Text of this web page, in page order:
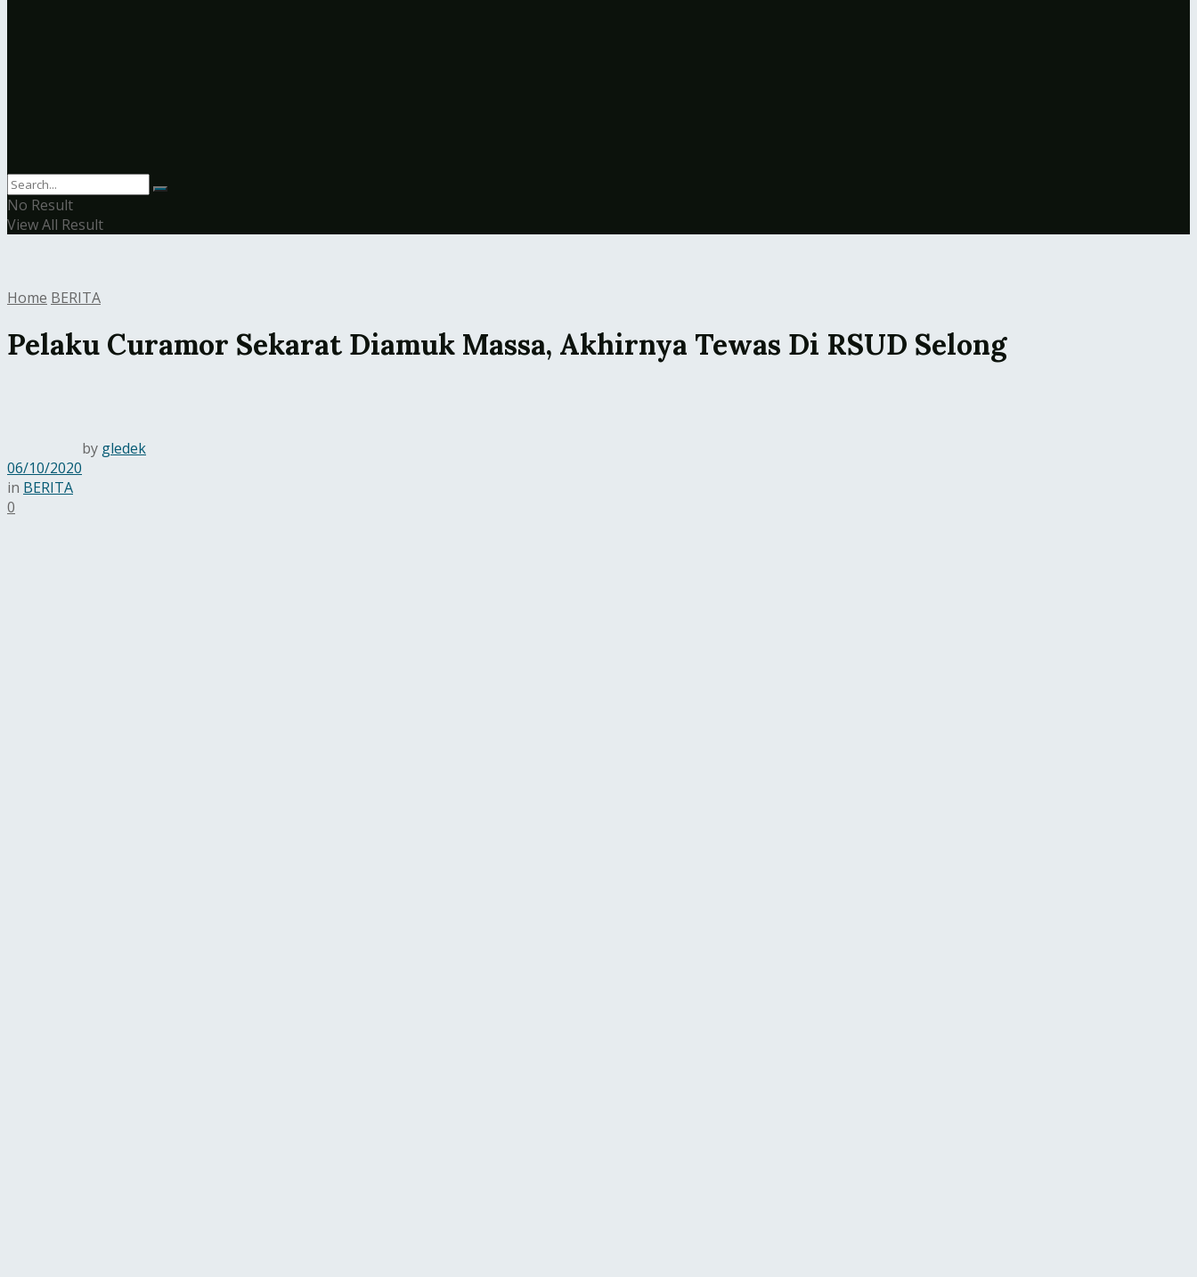
No Result
View All Result
Home BERITA
Pelaku Curamor Sekarat Diamuk Massa, Akhirnya Tewas Di RSUD Selong
by gledek
06/10/2020
in BERITA
0